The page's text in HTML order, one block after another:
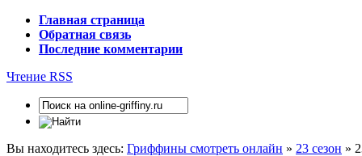
Главная страница
Обратная связь
Последние комментарии
Чтение RSS
Вы находитесь здесь: Гриффины смотреть онлайн » 23 сезон »